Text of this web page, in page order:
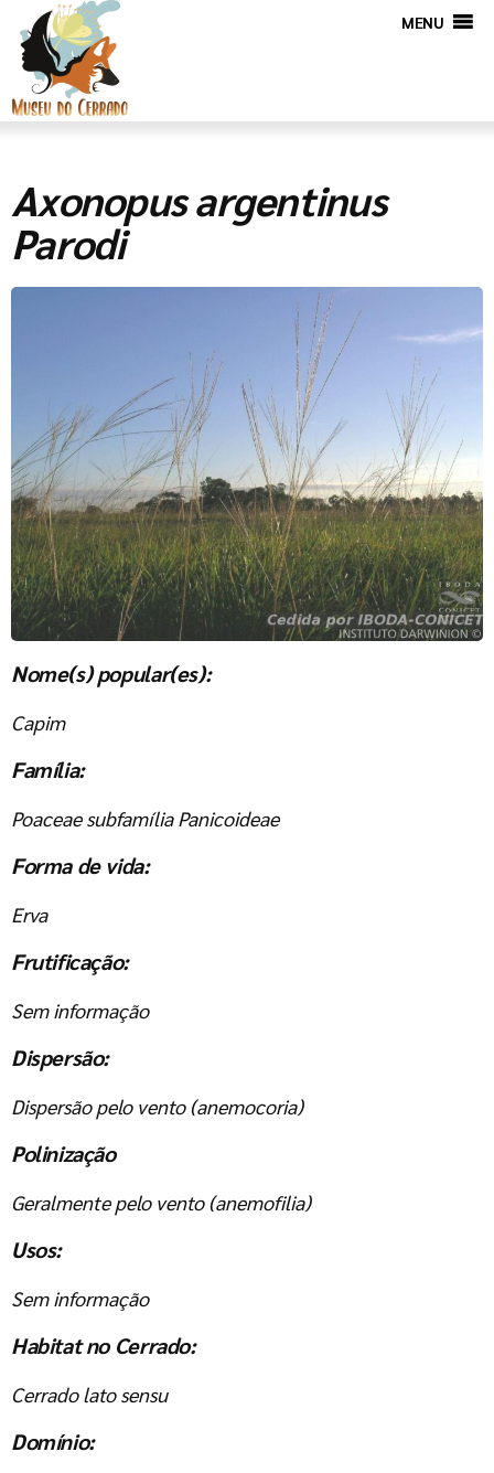
MENU
Axonopus argentinus
Parodi
Nome(s) popular(es):
Capim
Família:
Poaceae subfamília Panicoideae
Forma de vida:
Erva
Frutificação:
Sem informação
Dispersão:
Dispersão pelo vento (anemocoria)
Polinização
Geralmente pelo vento (anemofilia)
Usos:
Sem informação
Habitat no Cerrado:
Cerrado lato sensu
Domínio: